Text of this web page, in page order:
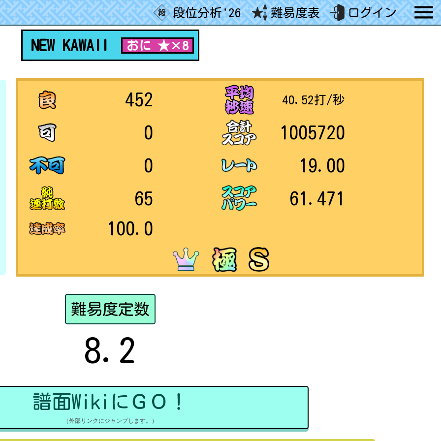
段位分析'26 難易度表 ログイン
NEW KAWAII おに ★×8
452
0
0
65
100.0
40.52打/秒
1005720
19.00
61.471
難易度定数
8.2
譜面WikiにＧＯ！
（外部リンクにジャンプします。）